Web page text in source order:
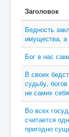
Заголовок
Бедность
имущества, а
Бог в нас
В своих
судьбу,
не самих
Во всех
считается
пригодно